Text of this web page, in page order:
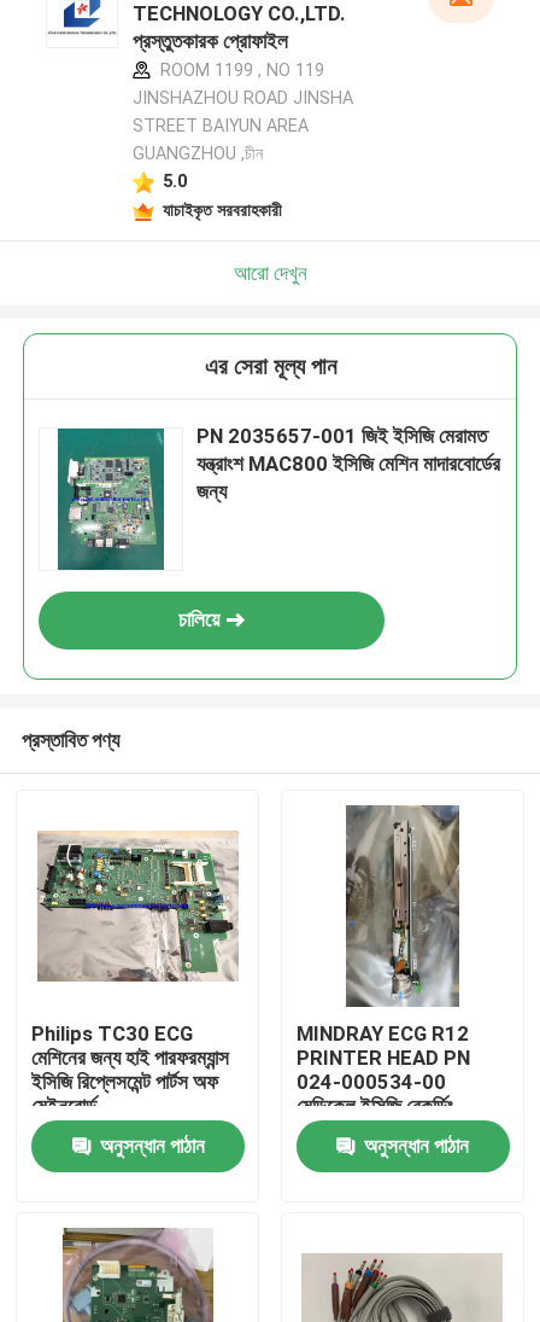
বাড়ি
পণ্য
ভিডিও
TECHNOLOGY CO.,LTD.
প্রস্তুতকারক প্রোফাইল
ROOM 1199 , NO 119
JINSHAZHOU ROAD JINSHA
STREET BAIYUN AREA
GUANGZHOU ,চীন
5.0
যাচাইকৃত সরবরাহকারী
আরো দেখুন
এর সেরা মূল্য পান
PN 2035657-001 জিই ইসিজি মেরামত
যন্ত্রাংশ MAC800 ইসিজি মেশিন মাদারবোর্ডের
জন্য
চালিয়ে
প্রস্তাবিত পণ্য
Philips TC30 ECG
মেশিনের জন্য হাই পারফরম্যান্স
ইসিজি রিপ্লেসমেন্ট পার্টস অফ
মেইনবোর্ড
অনুসন্ধান পাঠান
MINDRAY ECG R12
PRINTER HEAD PN
024-000534-00
মেডিকেল ইসিজি রেকর্ডিং
ডিভাইসে
অনুসন্ধান পাঠান